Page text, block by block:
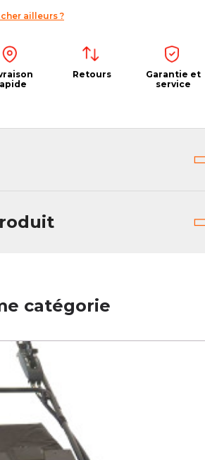
ailleurs ?
Retours
Garantie et
service
catégorie